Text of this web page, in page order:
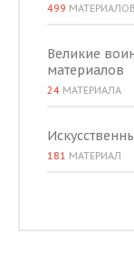
499 МАТЕРИАЛОВ
Великие
материалов
24 МАТЕРИАЛА
181 МАТЕРИАЛ